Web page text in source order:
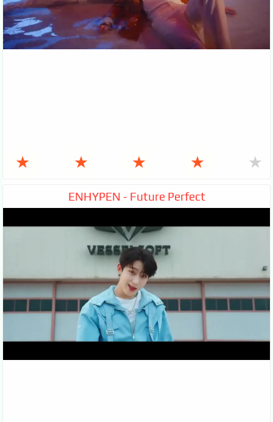
★ ★ ★ ★ ★
ENHYPEN - Future Perfect